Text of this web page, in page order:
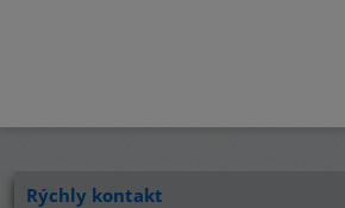
Rýchly kontakt